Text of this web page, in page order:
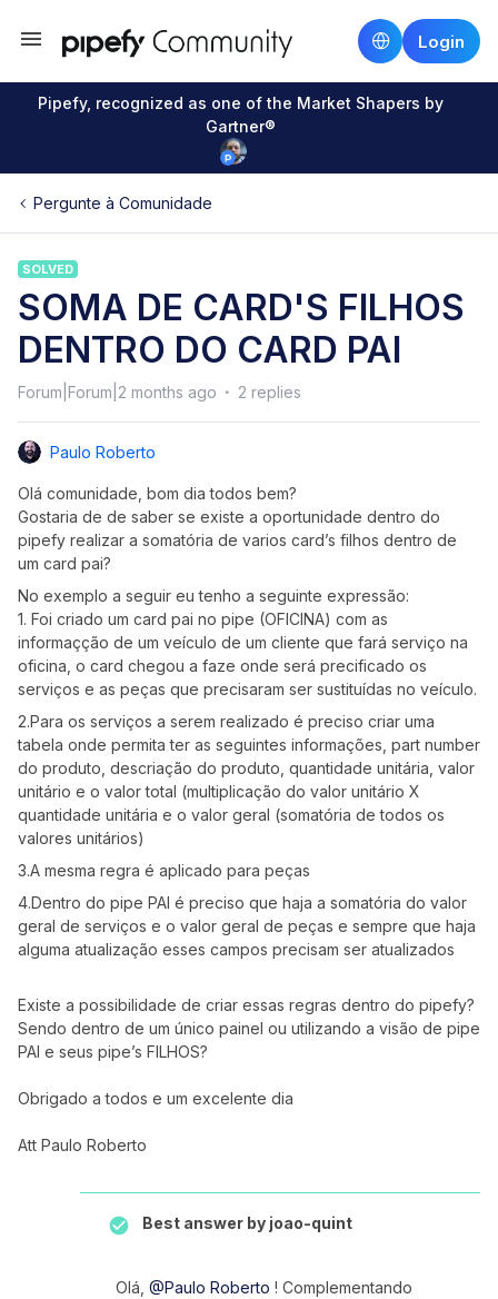
Login
Pipefy, recognized as one of the Market Shapers by
Gartner®
Pergunte à Comunidade
SOLVED
SOMA DE CARD'S FILHOS
DENTRO DO CARD PAI
Forum|Forum|2 months ago 2 replies
Paulo Roberto
Olá comunidade, bom dia todos bem?
Gostaria de de saber se existe a oportunidade dentro do
pipefy realizar a somatória de varios card’s filhos dentro de
um card pai?
No exemplo a seguir eu tenho a seguinte expressão:
1. Foi criado um card pai no pipe (OFICINA) com as
informaçção de um veículo de um cliente que fará serviço na
oficina, o card chegou a faze onde será precificado os
serviços e as peças que precisaram ser sustituídas no veículo.
2.Para os serviços a serem realizado é preciso criar uma
tabela onde permita ter as seguintes informações, part number
do produto, descriação do produto, quantidade unitária, valor
unitário e o valor total (multiplicação do valor unitário X
quantidade unitária e o valor geral (somatória de todos os
valores unitários)
3.A mesma regra é aplicado para peças
4.Dentro do pipe PAI é preciso que haja a somatória do valor
geral de serviços e o valor geral de peças e sempre que haja
alguma atualização esses campos precisam ser atualizados
Existe a possibilidade de criar essas regras dentro do pipefy?
Sendo dentro de um único painel ou utilizando a visão de pipe
PAI e seus pipe’s FILHOS?
Obrigado a todos e um excelente dia
Att Paulo Roberto
Best answer by joao-quint
Olá, ​ @Paulo Roberto ! Complementando